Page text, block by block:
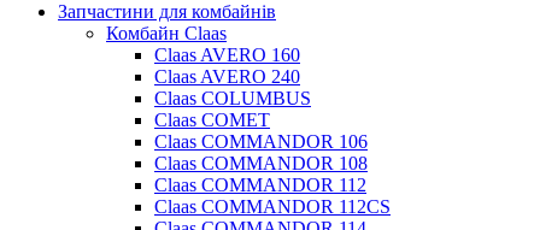
Запчастини для комбайнів
Комбайн Claas
Claas AVERO 160
Claas AVERO 240
Claas COLUMBUS
Claas COMET
Claas COMMANDOR 106
Claas COMMANDOR 108
Claas COMMANDOR 112
Claas COMMANDOR 112CS